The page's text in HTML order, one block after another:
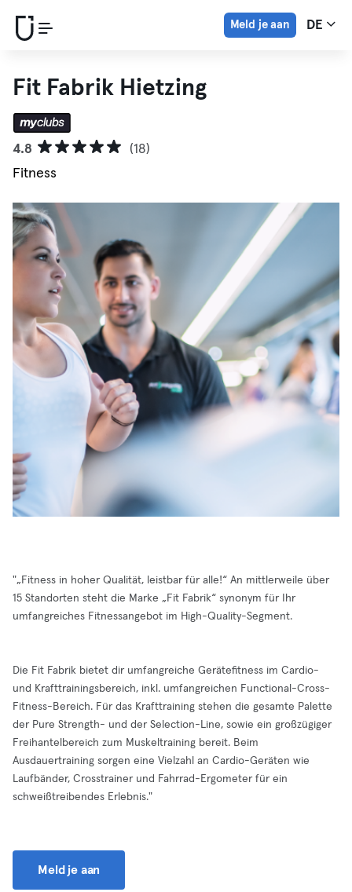
Meld je aan DE
Fit Fabrik Hietzing
4.8
(18)
Fitness
"„Fitness in hoher Qualität, leistbar für alle!“ An mittlerweile über
15 Standorten steht die Marke „Fit Fabrik“ synonym für Ihr
umfangreiches Fitnessangebot im High-Quality-Segment.
Die Fit Fabrik bietet dir umfangreiche Gerätefitness im Cardio-
und Krafttrainingsbereich, inkl. umfangreichen Functional-Cross-
Fitness-Bereich. Für das Krafttraining stehen die gesamte Palette
der Pure Strength- und der Selection-Line, sowie ein großzügiger
Freihantelbereich zum Muskeltraining bereit. Beim
Ausdauertraining sorgen eine Vielzahl an Cardio-Geräten wie
Laufbänder, Crosstrainer und Fahrrad-Ergometer für ein
schweißtreibendes Erlebnis."
Meld je aan